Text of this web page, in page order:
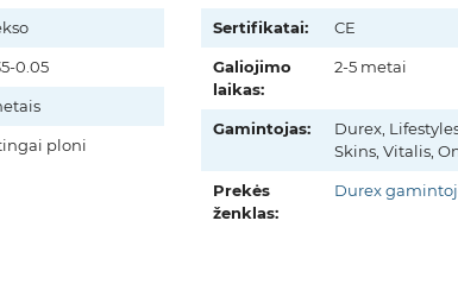
0.05
ploni
Sertifikatai: CE
Galiojimo
laikas:
2-5 metai
Gamintojas:
Durex,
Skins, Vitalis,
Prekės
ženklas:
Durex